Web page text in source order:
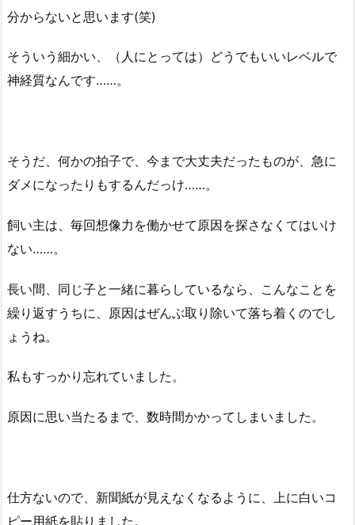
分からないと思います(笑)
そういう細かい、（人にとっては）どうでもいいレベルで
神経質なんです……。
そうだ、何かの拍子で、今まで大丈夫だったものが、急に
ダメになったりもするんだっけ……。
飼い主は、毎回想像力を働かせて原因を探さなくてはいけ
ない……。
長い間、同じ子と一緒に暮らしているなら、こんなことを
繰り返すうちに、原因はぜんぶ取り除いて落ち着くのでし
ょうね。
私もすっかり忘れていました。
原因に思い当たるまで、数時間かかってしまいました。
仕方ないので、新聞紙が見えなくなるように、上に白いコ
ピー用紙を貼りました。